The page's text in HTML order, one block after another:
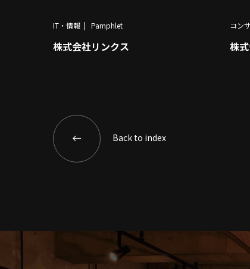
IT・情報 Pamphlet
株式会社リンクス
コン
株
Back to index